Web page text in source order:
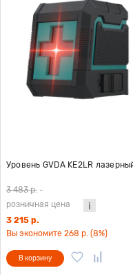
Уровень GVDA KE2LR
3 483 р. -
розничная цена
3 215 р.
Вы экономите 268 р. (8%)
В корзину